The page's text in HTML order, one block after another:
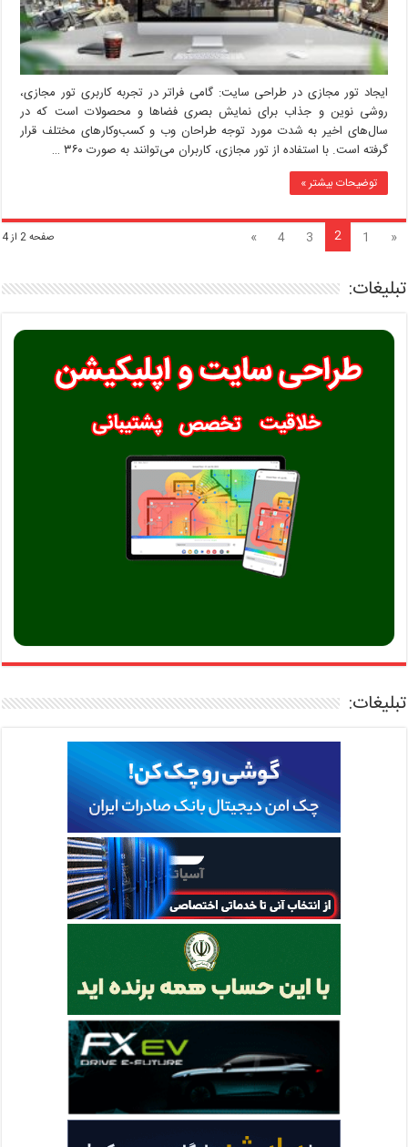
ایجاد تور مجازی در طراحی سایت: گامی فراتر در تجربه کاربری تور مجازی،
روشی نوین و جذاب برای نمایش بصری فضاها و محصولات است که در
سال‌های اخیر به شدت مورد توجه طراحان وب و کسب‌وکارهای مختلف قرار
گرفته است. با استفاده از تور مجازی، کاربران می‌توانند به صورت ۳۶۰ …
توضیحات بیشتر »
صفحه 2 از 4 «
1
2
3
4
»
تبلیغات:
تبلیغات: